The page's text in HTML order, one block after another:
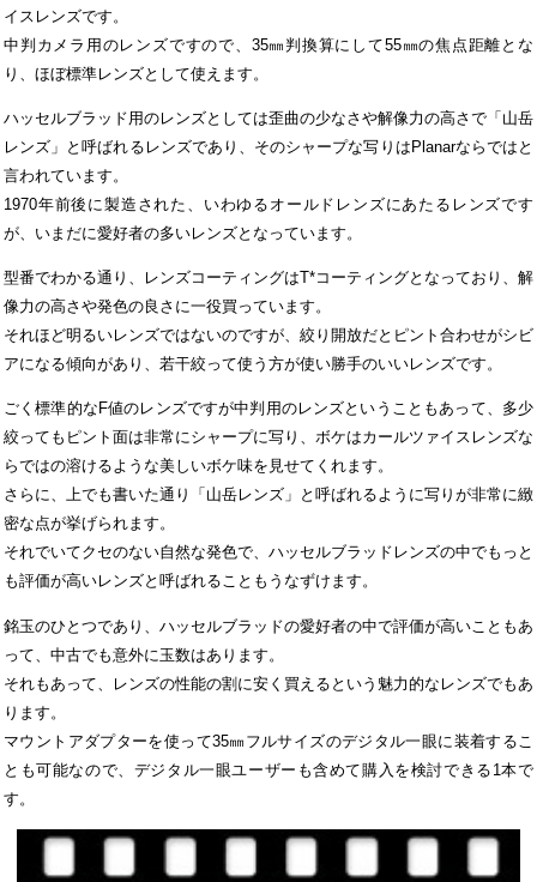
イスレンズです。
中判カメラ用のレンズですので、35㎜判換算にして55㎜の焦点距離とな
り、ほぼ標準レンズとして使えます。
ハッセルブラッド用のレンズとしては歪曲の少なさや解像力の高さで「山岳
レンズ」と呼ばれるレンズであり、そのシャープな写りはPlanarならではと
言われています。
1970年前後に製造された、いわゆるオールドレンズにあたるレンズです
が、いまだに愛好者の多いレンズとなっています。
型番でわかる通り、レンズコーティングはT*コーティングとなっており、解
像力の高さや発色の良さに一役買っています。
それほど明るいレンズではないのですが、絞り開放だとピント合わせがシビ
アになる傾向があり、若干絞って使う方が使い勝手のいいレンズです。
ごく標準的なF値のレンズですが中判用のレンズということもあって、多少
絞ってもピント面は非常にシャープに写り、ボケはカールツァイスレンズな
らではの溶けるような美しいボケ味を見せてくれます。
さらに、上でも書いた通り「山岳レンズ」と呼ばれるように写りが非常に緻
密な点が挙げられます。
それでいてクセのない自然な発色で、ハッセルブラッドレンズの中でもっと
も評価が高いレンズと呼ばれることもうなずけます。
銘玉のひとつであり、ハッセルブラッドの愛好者の中で評価が高いこともあ
って、中古でも意外に玉数はあります。
それもあって、レンズの性能の割に安く買えるという魅力的なレンズでもあ
ります。
マウントアダプターを使って35㎜フルサイズのデジタル一眼に装着するこ
とも可能なので、デジタル一眼ユーザーも含めて購入を検討できる1本で
す。